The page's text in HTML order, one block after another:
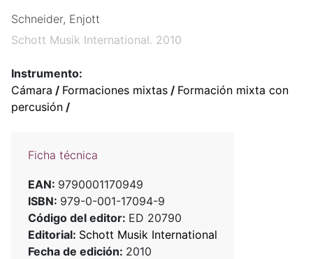
Schneider, Enjott
Schott Musik International. 2010
Instrumento:
Cámara / Formaciones mixtas / Formación mixta con
percusión /
Ficha técnica
EAN: 9790001170949
ISBN: 979-0-001-17094-9
Código del editor: ED 20790
Editorial: Schott Musik International
Fecha de edición: 2010